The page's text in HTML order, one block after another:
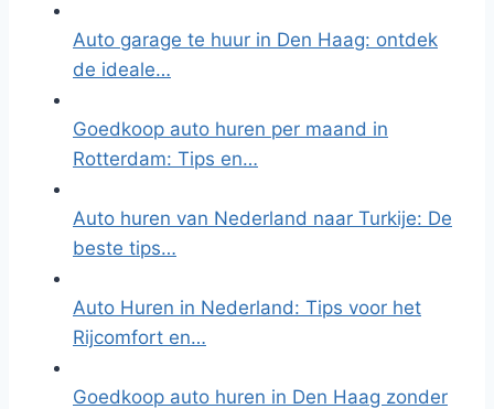
Auto garage te huur in Den Haag: ontdek
de ideale…
Goedkoop auto huren per maand in
Rotterdam: Tips en…
Auto huren van Nederland naar Turkije: De
beste tips…
Auto Huren in Nederland: Tips voor het
Rijcomfort en…
Goedkoop auto huren in Den Haag zonder